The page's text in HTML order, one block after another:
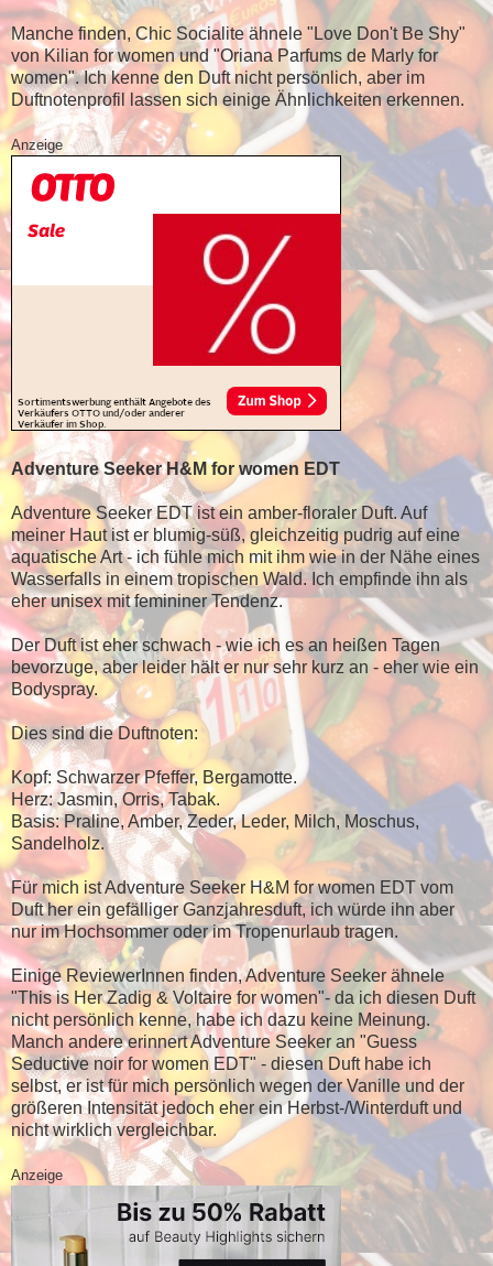
Manche finden, Chic Socialite ähnele "Love Don't Be Shy"
von Kilian for women und "Oriana Parfums de Marly for
women". Ich kenne den Duft nicht persönlich, aber im
Duftnotenprofil lassen sich einige Ähnlichkeiten erkennen.
Anzeige
Adventure Seeker H&M for women EDT
Adventure Seeker EDT ist ein amber-floraler Duft. Auf
meiner Haut ist er blumig-süß, gleichzeitig pudrig auf eine
aquatische Art - ich fühle mich mit ihm wie in der Nähe eines
Wasserfalls in einem tropischen Wald. Ich empfinde ihn als
eher unisex mit femininer Tendenz.
Der Duft ist eher schwach - wie ich es an heißen Tagen
bevorzuge, aber leider hält er nur sehr kurz an - eher wie ein
Bodyspray.
Dies sind die Duftnoten:
Kopf: Schwarzer Pfeffer, Bergamotte.
Herz: Jasmin, Orris, Tabak.
Basis: Praline, Amber, Zeder, Leder, Milch, Moschus,
Sandelholz.
Für mich ist Adventure Seeker H&M for women EDT vom
Duft her ein gefälliger Ganzjahresduft, ich würde ihn aber
nur im Hochsommer oder im Tropenurlaub tragen.
Einige ReviewerInnen finden, Adventure Seeker ähnele
"This is Her Zadig & Voltaire for women"- da ich diesen Duft
nicht persönlich kenne, habe ich dazu keine Meinung.
Manch andere erinnert Adventure Seeker an "Guess
Seductive noir for women EDT" - diesen Duft habe ich
selbst, er ist für mich persönlich wegen der Vanille und der
größeren Intensität jedoch eher ein Herbst-/Winterduft und
nicht wirklich vergleichbar.
Anzeige